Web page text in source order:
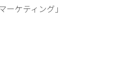
ケティング」